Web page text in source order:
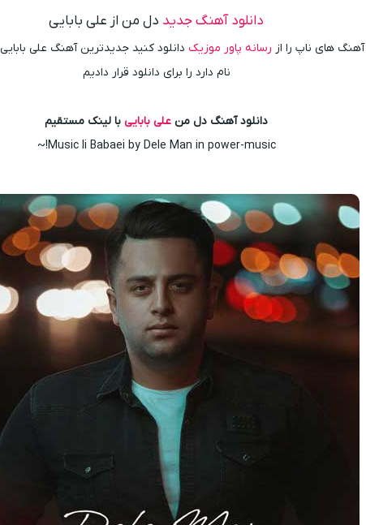
دانلود آهنگ جدید دل من از علی بابایی
آهنگ های ناپ را از رسانه پاور موزیک دانلود کنید جدیدترین آهنگ علی
نام دارد را برای دانلود قرار دادیم
دانلود آهنگ دل من علی بابایی با لینک مستقیم
Music li Babaei by Dele Man in power-music!~